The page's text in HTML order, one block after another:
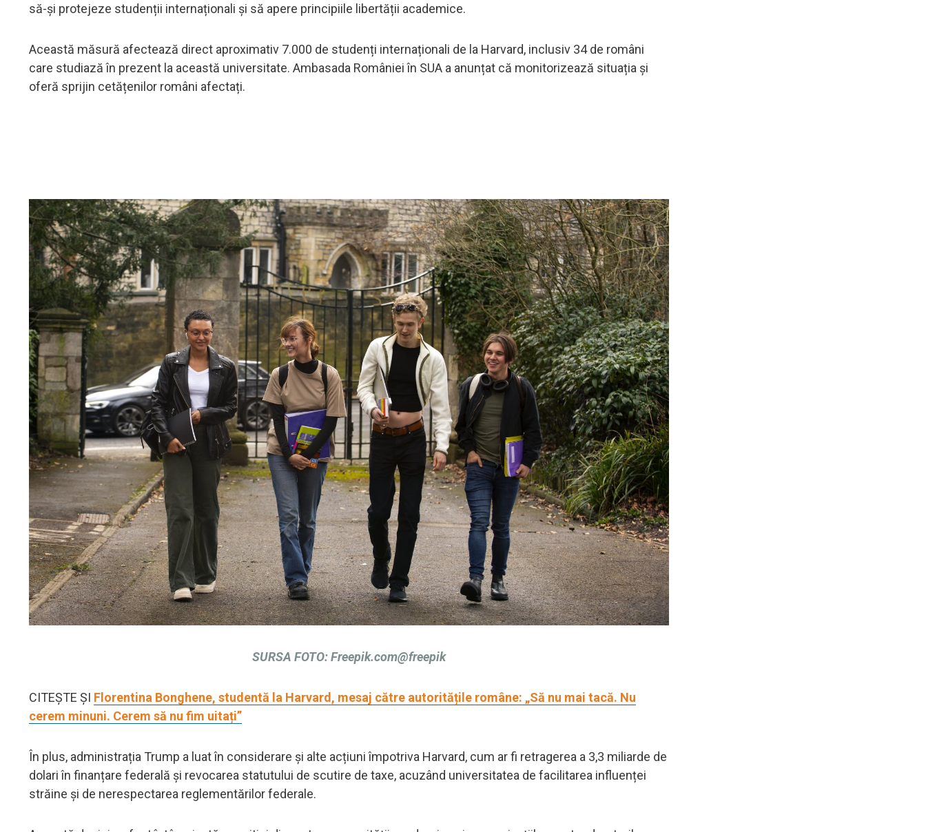
să-și protejeze studenții internaționali și să apere principiile libertății academice.
Această măsură afectează direct aproximativ 7.000 de studenți internaționali de la Harvard, inclusiv 34 de români
care studiază în prezent la această universitate. Ambasada României în SUA a anunțat că monitorizează situația și
oferă sprijin cetățenilor români afectați.
SURSA FOTO: Freepik.com@freepik
CITEȘTE ȘI Florentina Bonghene, studentă la Harvard, mesaj către autoritățile române: „Să nu mai tacă. Nu
cerem minuni. Cerem să nu fim uitați”
În plus, administrația Trump a luat în considerare și alte acțiuni împotriva Harvard, cum ar fi retragerea a 3,3 miliarde de
dolari în finanțare federală și revocarea statutului de scutire de taxe, acuzând universitatea de facilitarea influenței
străine și de nerespectarea reglementărilor federale.